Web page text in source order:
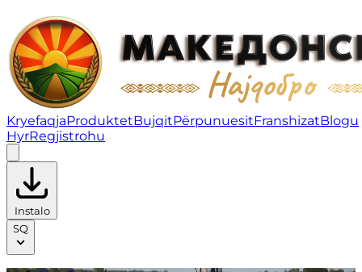
Домашен свински пршут | Produktet
KryefaqjaProduktetBujqitPërpunuesitFranshizatBlogu
HyrRegjistrohu
Instalo
SQ